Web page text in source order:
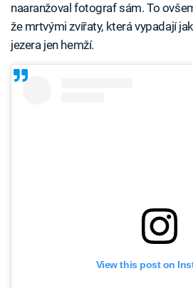
naaranžoval fotograf sám. To
že mrtvými zvířaty, která vypadají
jezera jen hemží.
View this post on